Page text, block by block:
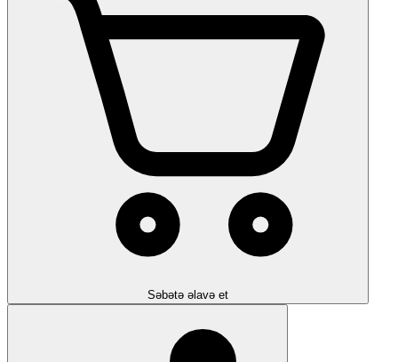
Səbətə əlavə et